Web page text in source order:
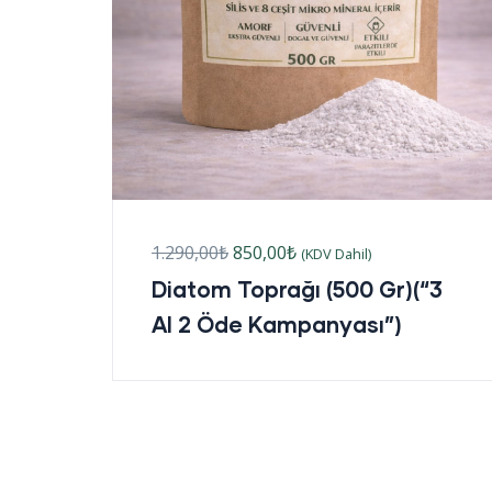
1.290,00₺850,00₺ (KDV Dahil)
Diatom Toprağı (500 Gr)(“3
Al 2 Öde Kampanyası”)